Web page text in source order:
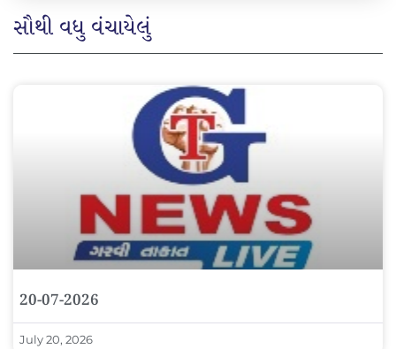
સૌથી વધુ વંચાયેલું
20-07-2026
July 20, 2026